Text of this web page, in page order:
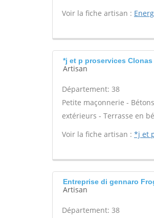
Voir la fiche artisan :
*j et p proservices Clonas
Artisan
Département: 38
Petite maçonnerie -
extérieurs - Terrasse en
Voir la fiche artisan : *j et
Entreprise di gennaro
Artisan
Département: 38